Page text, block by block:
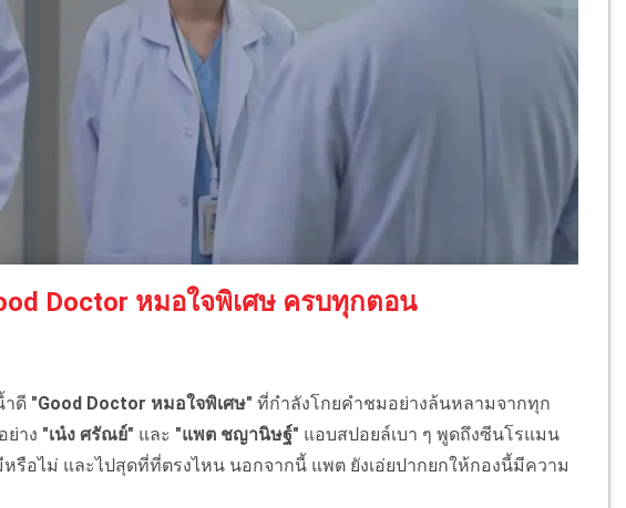
Doctor หมอใจพิเศษ ครบทุกตอน
ำดี "Good Doctor หมอใจพิเศษ"ที่กำลังโกยคำชมอย่างล้นหลามจากทุก
ย่าง "เน๋ง ศรัณย์" และ "แพต ชญานิษฐ์" แอบสปอยล์เบา ๆ พูดถึงซีนโรแมน
หรือไม่ และไปสุดที่ที่ตรงไหน นอกจากนี้ แพต ยังเอ่ยปากยกให้กองนี้มีความ